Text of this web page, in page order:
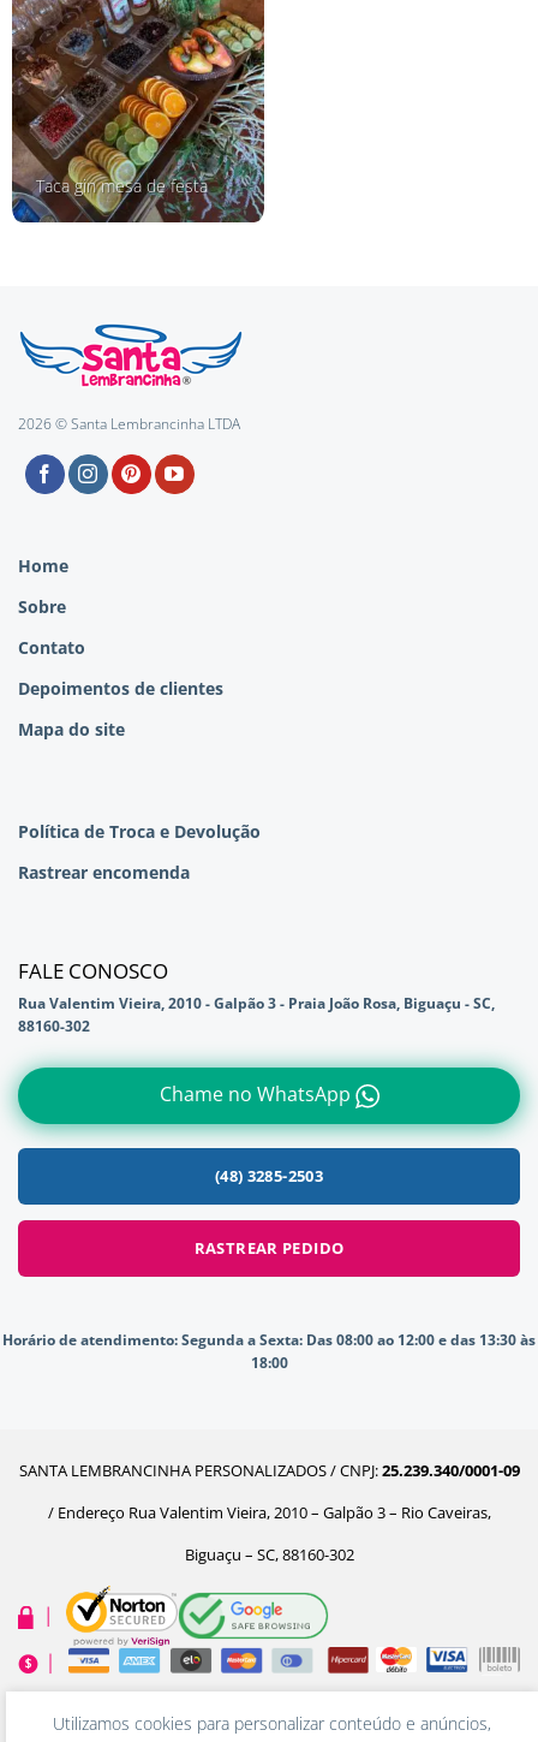
Taca gin mesa de festa
2026 © Santa Lembrancinha LTDA
Home
Sobre
Contato
Depoimentos de clientes
Mapa do site
Política de Troca e Devolução
Rastrear encomenda
FALE CONOSCO
Rua Valentim Vieira, 2010 - Galpão 3 - Praia João Rosa, Biguaçu - SC,
88160-302
Chame no WhatsApp
(48) 3285-2503
RASTREAR PEDIDO
Horário de atendimento:Segunda a Sexta: Das 08:00 ao 12:00 e das 13:30 às
18:00
SANTA LEMBRANCINHA PERSONALIZADOS / CNPJ:25.239.340/0001-09
/ Endereço Rua Valentim Vieira, 2010 – Galpão 3 – Rio Caveiras,
Biguaçu – SC, 88160-302
Utilizamos cookies para personalizar conteúdo e anúncios,